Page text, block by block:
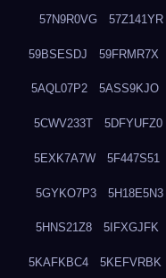
57N9R0VG 57Z141YR
59BSESDJ 59FRMR7X
5AQL07P2 5ASS9KJO
5CWV233T 5DFYUFZ0
5EXK7A7W 5F447S51
5GYKO7P3 5H18E5N3
5HNS21Z8 5IFXGJFK
5KAFKBC4 5KEFVRBK